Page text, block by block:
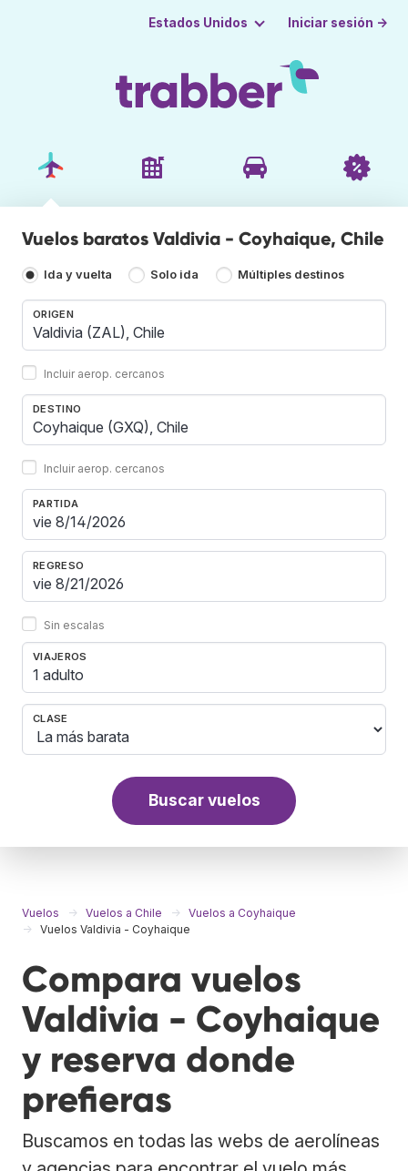
Estados Unidos Iniciar sesión →
Vuelos baratos Valdivia - Coyhaique, Chile
Ida y vuelta Solo ida Múltiples destinos
ORIGEN
Incluir aerop. cercanos
DESTINO
Incluir aerop. cercanos
PARTIDA
REGRESO
Sin escalas
VIAJEROS
1 adulto
CLASE
Buscar vuelos
Vuelos Vuelos a Chile
Vuelos a Coyhaique
Vuelos Valdivia - Coyhaique
Compara vuelos
Valdivia - Coyhaique
y reserva donde
prefieras
Buscamos en todas las webs de aerolíneas